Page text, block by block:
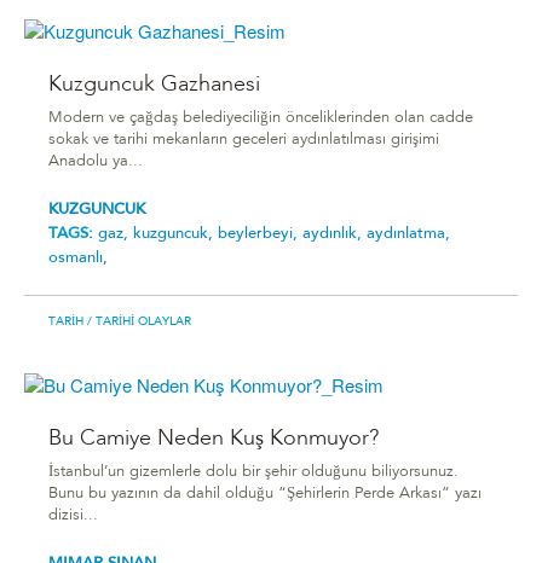
Kuzguncuk Gazhanesi
Modern ve çağdaş belediyeciliğin önceliklerinden olan cadde
sokak ve tarihi mekanların geceleri aydınlatılması girişimi
Anadolu ya...
KUZGUNCUK
TAGS: gaz, kuzguncuk, beylerbeyi, aydınlık, aydınlatma,
osmanlı,
TARIH / TARIHI OLAYLAR
Bu Camiye Neden Kuş Konmuyor?
İstanbul’un gizemlerle dolu bir şehir olduğunu biliyorsunuz.
Bunu bu yazının da dahil olduğu “Şehirlerin Perde Arkası” yazı
dizisi...